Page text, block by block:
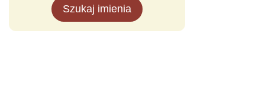
Szukaj imienia